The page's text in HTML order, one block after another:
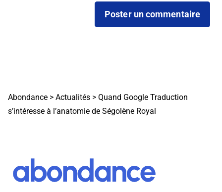
Abondance > Actualités > Quand Google Traduction
s’intéresse à l’anatomie de Ségolène Royal